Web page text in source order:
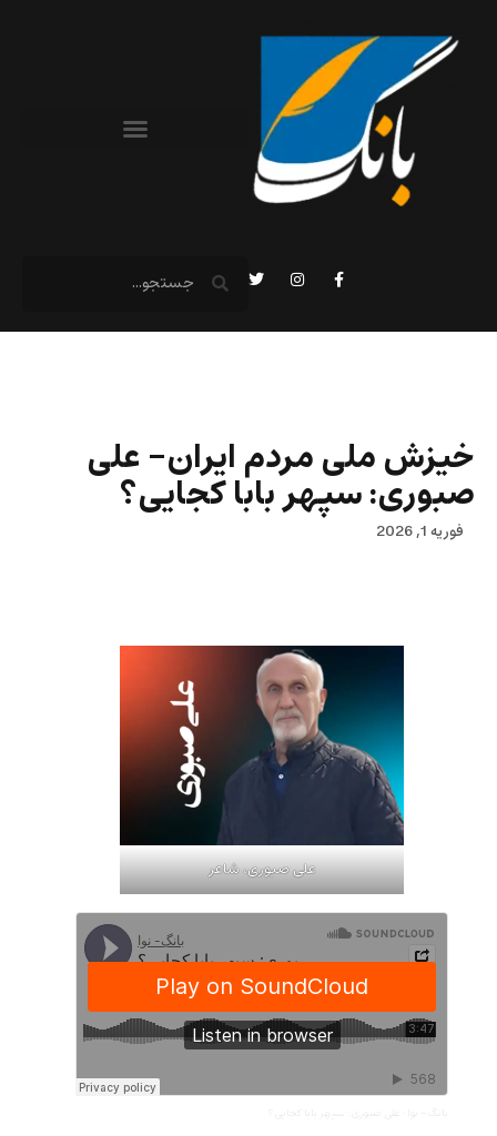
خیزش ملی مردم ایران- علی
صبوری: سپهر بابا کجایی؟
فوریه 1, 2026
علی صبوری، شاعر
بانگ- نوا علی صبوری: سپهر بابا کجایی؟